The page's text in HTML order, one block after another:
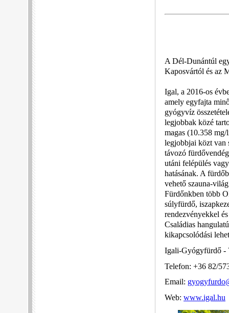
A Dél-Dunántúl
Kaposvártól és az
Igal, a 2016-os
amely egyfajta
gyógyvíz
legjobbak közé
magas (10.358
legjobbjai közt van
távozó
utáni felépülés
hatásának. A
vehető szauna-
Fürdőnkben több
súlyfürdő,
rendezvényekkel
Családias
kikapcsolódási
Igali-Gyógyfürdő -
Telefon: +36 82/
Email:
Web: www.igal.hu